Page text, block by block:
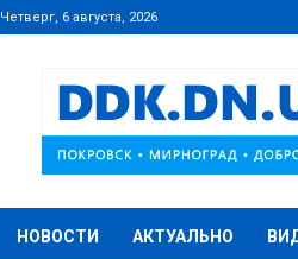
Четверг, 6 августа, 2026
DDK.DN.UA
НОВОСТИ АКТУАЛЬНО